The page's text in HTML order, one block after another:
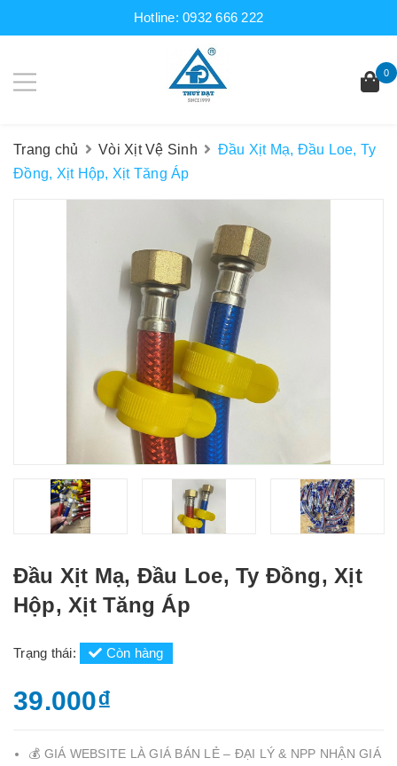
Hotline:0932 666 222
0
Trang chủ Vòi Xịt Vệ Sinh
Đầu Xịt Mạ, Đầu Loe, Ty
Đồng, Xịt Hộp, Xịt Tăng Áp
Đầu Xịt Mạ, Đầu Loe, Ty Đồng, Xịt
Hộp, Xịt Tăng Áp
Trạng thái: Còn hàng
39.000₫
💰 GIÁ WEBSITE LÀ GIÁ BÁN LẺ – ĐẠI LÝ & NPP NHẬN GIÁ